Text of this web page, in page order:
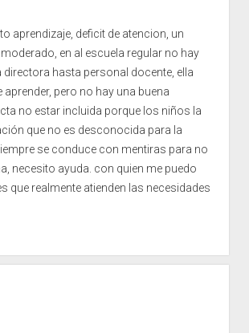
aprendizaje, deficit de atencion, un
en al escuela regular no hay
directora hasta personal docente, ella
aprender, pero no hay una buena
no estar incluida porque los niños la
que no es desconocida para la
se conduce con mentiras para no
necesito ayuda. con quien me puedo
que realmente atienden las necesidades